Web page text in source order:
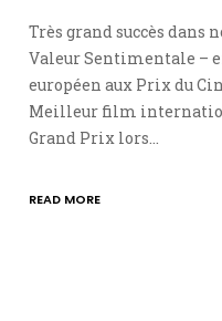
Très grand succès
Valeur Sentimentale –
européen aux Prix du
Meilleur film
Grand Prix lors…
READ MORE